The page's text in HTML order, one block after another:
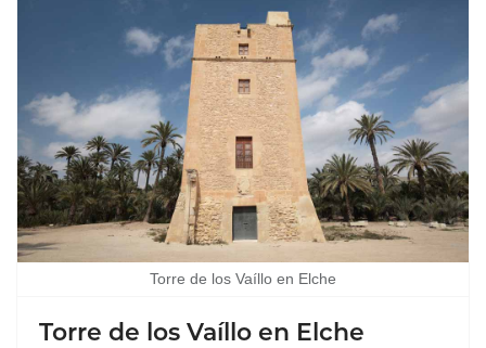
Torre de los Vaíllo en Elche
Torre de los Vaíllo en Elche